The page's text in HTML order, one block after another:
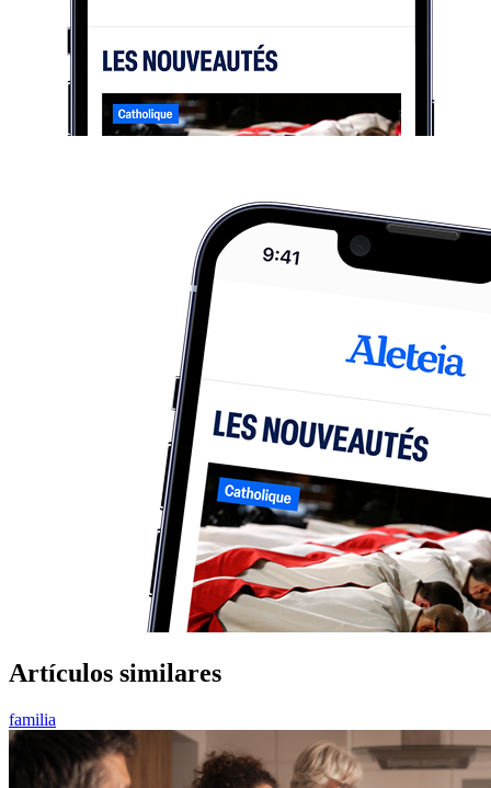
Artículos similares
familia